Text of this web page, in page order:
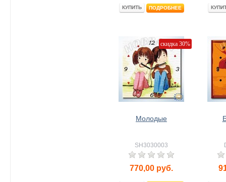
КУПИТЬ ПОДРОБНЕЕ
скидка 30%
Молодые
SH3030003
770,00 руб.